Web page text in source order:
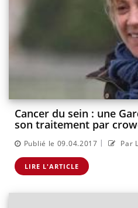
Cancer du sein : une
son traitement par
Publié le 09.04.2017 | Par
LIRE L'ARTICLE